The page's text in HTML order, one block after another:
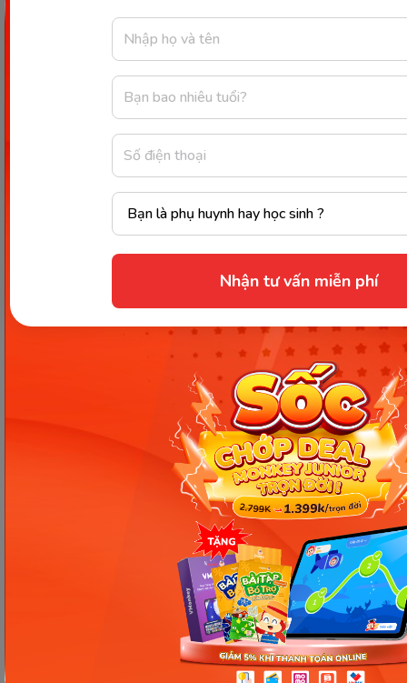
Nhận tư vấn miễn phí
con (Ảnh: Monkey)
Chặng Reading Comprehensionlà bước tiến
quan trọng giúp trẻ hình thành khả năng đọc hiểu,
tư duy và diễn đạt tiếng Anh tự nhiên. Hãy cùng
con khám phá thế giới truyện phong phú trong
Monkey Stories ngay hôm nay bằng cáchđăng ký
học thử miễn phíđể khởi đầu hành trình đọc hiểu
đầy hứng thú và hiệu quả!
Chia sẻ ngay
Thông tin trong bài viết được tổng hợp nhằm
mục đích tham khảo và có thể thay đổi mà